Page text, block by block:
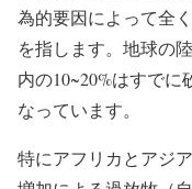
為的要因によって全
を指します。地球の
内の10~20%はすでに
なっています。
特にアフリカとアジ